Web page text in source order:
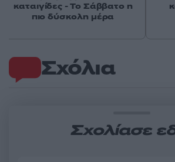
Σχόλια
Σχολίασε
καταιγίδες - Το Σάββατο η
πιο δύσκολη μέρα